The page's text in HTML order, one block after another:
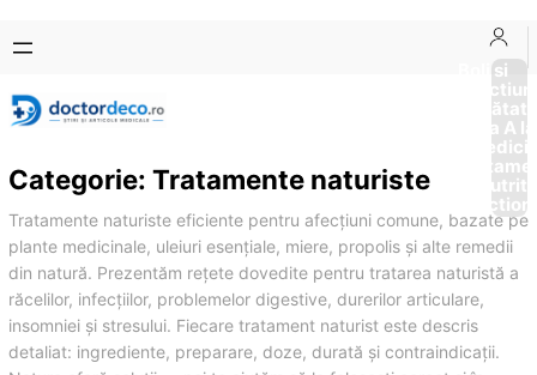
conținut
content
Boli si
Afectiuni
Sănătate
de la A
Categorie: Tratamente naturiste
Tratamente naturiste eficiente pentru afecțiuni comune, bazate pe
plante medicinale, uleiuri esențiale, miere, propolis și alte remedii
din natură. Prezentăm rețete dovedite pentru tratarea naturistă a
răcelilor, infecțiilor, problemelor digestive, durerilor articulare,
insomniei și stresului. Fiecare tratament naturist este descris
detaliat: ingrediente, preparare, doze, durată și contraindicații.